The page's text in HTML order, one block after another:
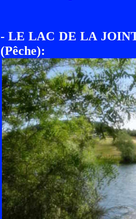
- LE LAC DE LA
(Pêche):